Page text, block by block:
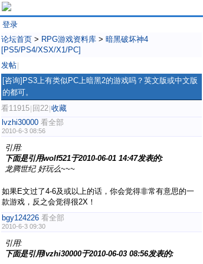
登录
论坛首页 > RPG游戏资料库 > 暗黑破坏神4
[PS5/PS4/XSX/X1/PC]
发帖
[咨询]PS3上有类似PC上暗黑2的游戏吗？英文版或中文版
的都可。
看11915 回22 收藏
lvzhi30000 看全部
2010-6-3 08:56
引用:
下面是引用wolf521于2010-06-01 14:47发表的:
龙腾世纪 好玩么~~~
如果E文过了4-6及或以上的话，你会觉得非常有意思的一
款游戏，反之会觉得很2X！
bgy124226 看全部
2010-6-3 09:30
引用:
下面是引用lvzhi30000于2010-06-03 08:56发表的: